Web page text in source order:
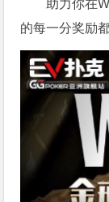
助力你在
的每一分奖励